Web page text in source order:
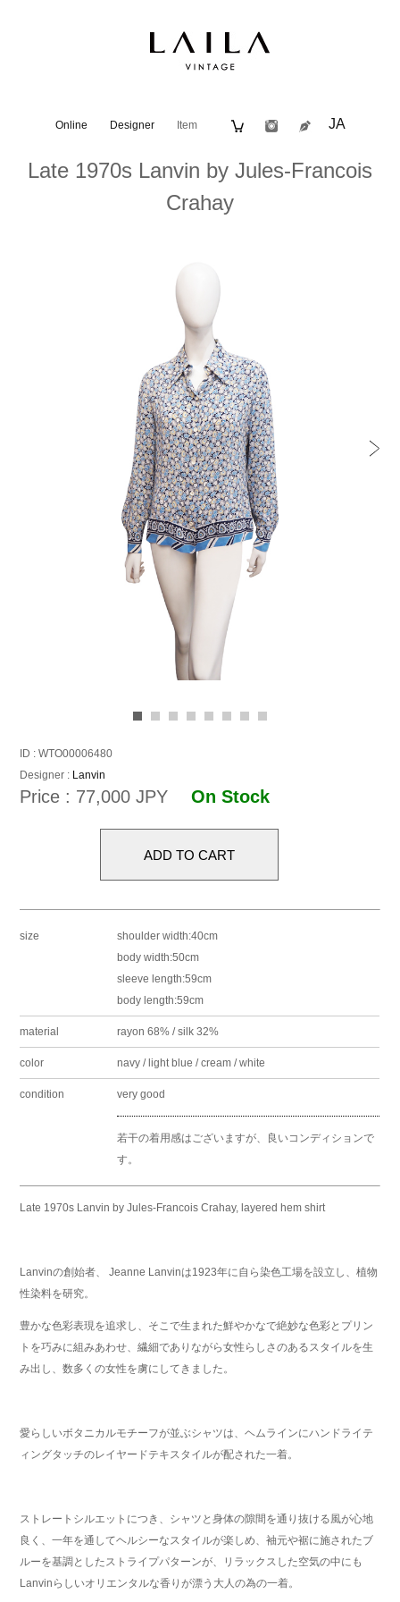
Online Designer Item JA
Late 1970s Lanvin by Jules-Francois
Crahay
ID : WTO00006480
Designer : Lanvin
Price : 77,000 JPYOn Stock
size
shoulder width:40cm
body width:50cm
sleeve length:59cm
body length:59cm
material rayon 68% / silk 32%
color navy / light blue / cream / white
condition very good
若干の着用感はございますが、良いコンディションで
す。
Late 1970s Lanvin by Jules-Francois Crahay, layered hem shirt
Lanvinの創始者、 Jeanne Lanvinは1923年に自ら染色工場を設立し、植物
性染料を研究。
豊かな色彩表現を追求し、そこで生まれた鮮やかなで絶妙な色彩とプリン
トを巧みに組みあわせ、繊細でありながら女性らしさのあるスタイルを生
み出し、数多くの女性を虜にしてきました。
愛らしいボタニカルモチーフが並ぶシャツは、ヘムラインにハンドライテ
ィングタッチのレイヤードテキスタイルが配された一着。
ストレートシルエットにつき、シャツと身体の隙間を通り抜ける風が心地
良く、一年を通してヘルシーなスタイルが楽しめ、袖元や裾に施されたブ
ルーを基調としたストライプパターンが、リラックスした空気の中にも
Lanvinらしいオリエンタルな香りが漂う大人の為の一着。